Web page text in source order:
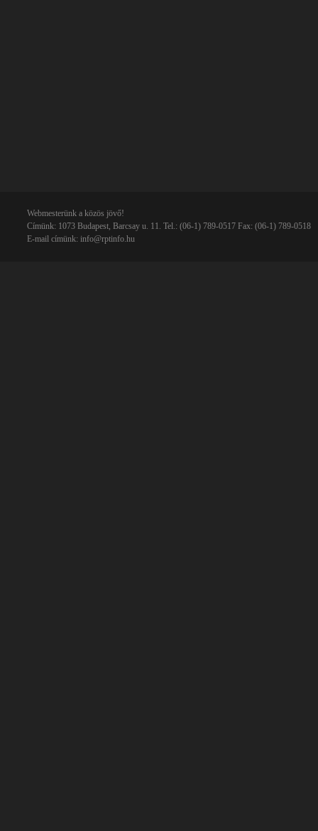
Webmesterünk a közös jövő!
Címünk: 1073 Budapest, Barcsay u. 11. Tel.: (06-1) 789-0517 Fax: (06-1) 789-0518
E-mail címünk: info@rptinfo.hu